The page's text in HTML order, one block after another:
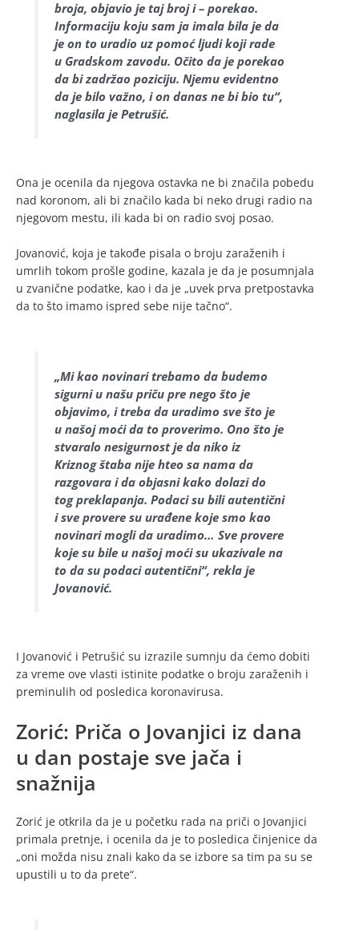
broja, objavio je taj broj i – porekao.
Informaciju koju sam ja imala bila je da
je on to uradio uz pomoć ljudi koji rade
u Gradskom zavodu. Očito da je porekao
da bi zadržao poziciju. Njemu evidentno
da je bilo važno, i on danas ne bi bio tu“,
naglasila je Petrušić.
Ona je ocenila da njegova ostavka ne bi značila pobedu
nad koronom, ali bi značilo kada bi neko drugi radio na
njegovom mestu, ili kada bi on radio svoj posao.
Jovanović, koja je takođe pisala o broju zaraženih i
umrlih tokom prošle godine, kazala je da je posumnjala
u zvanične podatke, kao i da je „uvek prva pretpostavka
da to što imamo ispred sebe nije tačno“.
„Mi kao novinari trebamo da budemo
sigurni u našu priču pre nego što je
objavimo, i treba da uradimo sve što je
u našoj moći da to proverimo. Ono što je
stvaralo nesigurnost je da niko iz
Kriznog štaba nije hteo sa nama da
razgovara i da objasni kako dolazi do
tog preklapanja. Podaci su bili autentični
i sve provere su urađene koje smo kao
novinari mogli da uradimo… Sve provere
koje su bile u našoj moći su ukazivale na
to da su podaci autentični“, rekla je
Jovanović.
I Jovanović i Petrušić su izrazile sumnju da ćemo dobiti
za vreme ove vlasti istinite podatke o broju zaraženih i
preminulih od posledica koronavirusa.
Zorić: Priča o Jovanjici iz dana
u dan postaje sve jača i
snažnija
Zorić je otkrila da je u početku rada na priči o Jovanjici
primala pretnje, i ocenila da je to posledica činjenice da
„oni možda nisu znali kako da se izbore sa tim pa su se
upustili u to da prete“.